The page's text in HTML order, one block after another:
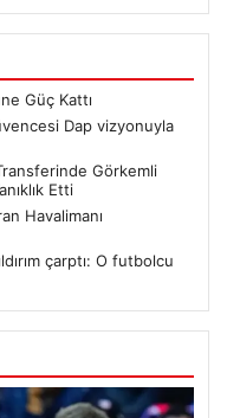
Güç Kattı
Dap vizyonuyla
Görkemli
Etti
Havalimanı
çarptı: O futbolcu